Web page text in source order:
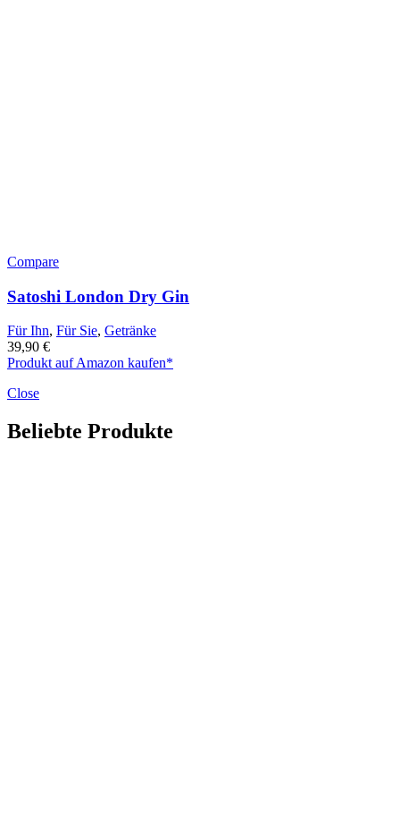
Compare
Satoshi London Dry Gin
Für Ihn, Für Sie, Getränke
39,90 €
Produkt auf Amazon kaufen*
Close
Beliebte Produkte